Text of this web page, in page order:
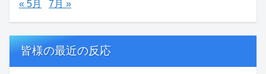
« 5月 7月 »
皆様の最近の反応